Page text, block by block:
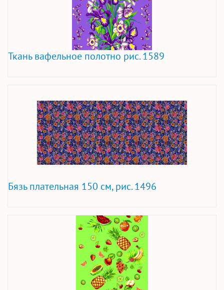
Ткань вафельное полотно рис. 1589
Бязь плательная 150 см, рис. 1496